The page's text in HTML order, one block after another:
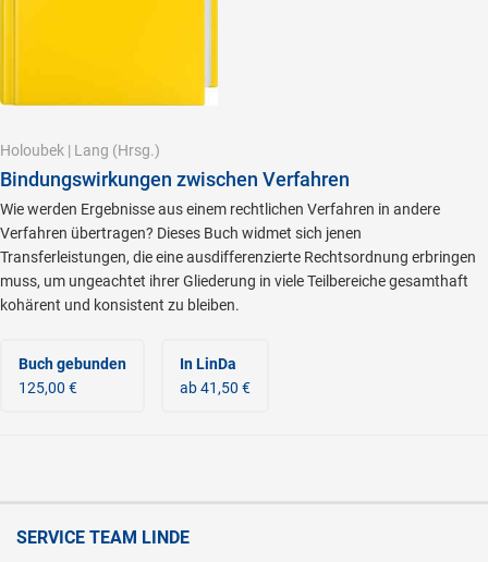
Holoubek | Lang (Hrsg.)
Bindungswirkungen zwischen Verfahren
Wie werden Ergebnisse aus einem rechtlichen Verfahren in andere
Verfahren übertragen? Dieses Buch widmet sich jenen
Transferleistungen, die eine ausdifferenzierte Rechtsordnung erbringen
muss, um ungeachtet ihrer Gliederung in viele Teilbereiche gesamthaft
kohärent und konsistent zu bleiben.
Buch gebunden
125,00 €
In LinDa
ab 41,50 €
SERVICE TEAM LINDE